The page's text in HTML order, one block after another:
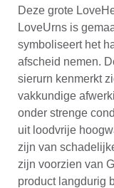
Deze grote
LoveUrns is
symboliseert het
afscheid nemen.
sierurn kenmerkt
vakkundige
onder strenge
uit loodvrije
zijn van
zijn voorzien van
product langdurig